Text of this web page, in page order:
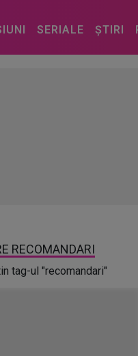
SERIALE ȘTIRI
RECOMANDARI
tag-ul "recomandari"